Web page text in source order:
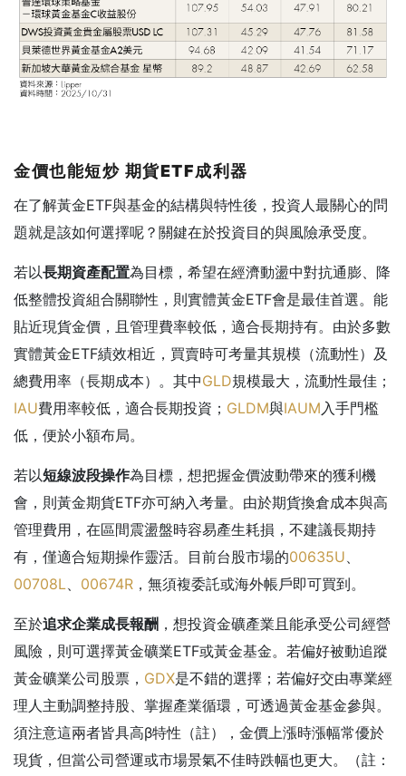
金價也能短炒 期貨ETF成利器
在了解黃金ETF與基金的結構與特性後，投資人最關心的問
題就是該如何選擇呢？關鍵在於投資目的與風險承受度。
若以長期資產配置為目標，希望在經濟動盪中對抗通膨、降
低整體投資組合關聯性，則實體黃金ETF會是最佳首選。能
貼近現貨金價，且管理費率較低，適合長期持有。由於多數
實體黃金ETF績效相近，買賣時可考量其規模（流動性）及
總費用率（長期成本）。其中GLD規模最大，流動性最佳；
IAU費用率較低，適合長期投資； GLDM與IAUM 入手門檻
低，便於小額布局。
若以短線波段操作為目標，想把握金價波動帶來的獲利機
會，則黃金期貨ETF亦可納入考量。由於期貨換倉成本與高
管理費用，在區間震盪盤時容易產生耗損，不建議長期持
有，僅適合短期操作靈活。目前台股市場的00635U
00708L
00674R ，無須複委託或海外帳戶即可買到。
至於追求企業成長報酬 ，想投資金礦產業且能承受公司經營
風險，則可選擇黃金礦業ETF或黃金基金。若偏好被動追蹤
黃金礦業公司股票， GDX是不錯的選擇；若偏好交由專業經
理人主動調整持股、掌握產業循環，可透過黃金基金參與。
須注意這兩者皆具高β特性（註），金價上漲時漲幅常優於
現貨，但當公司營運或市場景氣不佳時跌幅也更大。（註：